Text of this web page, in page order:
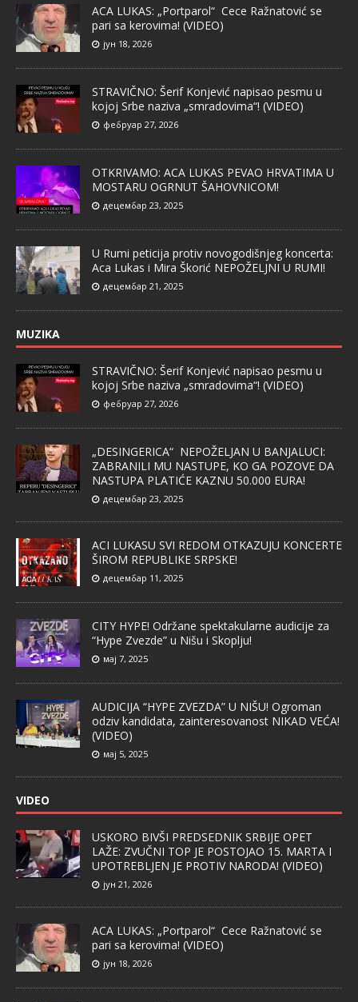
ACA LUKAS: „Portparol“ Cece Ražnatović se
pari sa kerovima! (VIDEO)
јун 18, 2026
STRAVIČNO: Šerif Konjević napisao pesmu u
kojoj Srbe naziva „smradovima“! (VIDEO)
фебруар 27, 2026
OTKRIVAMO: ACA LUKAS PEVAO HRVATIMA U
MOSTARU OGRNUT ŠAHOVNICOM!
децембар 23, 2025
U Rumi peticija protiv novogodišnjeg koncerta:
Aca Lukas i Mira Škorić NEPOŽELJNI U RUMI!
децембар 21, 2025
MUZIKA
STRAVIČNO: Šerif Konjević napisao pesmu u
kojoj Srbe naziva „smradovima“! (VIDEO)
фебруар 27, 2026
„DESINGERICA“ NEPOŽELJAN U BANJALUCI:
ZABRANILI MU NASTUPE, KO GA POZOVE DA
NASTUPA PLATIĆE KAZNU 50.000 EURA!
децембар 23, 2025
ACI LUKASU SVI REDOM OTKAZUJU KONCERTE
ŠIROM REPUBLIKE SRPSKE!
децембар 11, 2025
CITY HYPE! Održane spektakularne audicije za
“Hype Zvezde” u Nišu i Skoplju!
мај 7, 2025
AUDICIJA “HYPE ZVEZDA” U NIŠU! Ogroman
odziv kandidata, zainteresovanost NIKAD VEĆA!
(VIDEO)
мај 5, 2025
VIDEO
USKORO BIVŠI PREDSEDNIK SRBIJE OPET
LAŽE: ZVUČNI TOP JE POSTOJAO 15. MARTA I
UPOTREBLJEN JE PROTIV NARODA! (VIDEO)
јун 21, 2026
ACA LUKAS: „Portparol“ Cece Ražnatović se
pari sa kerovima! (VIDEO)
јун 18, 2026